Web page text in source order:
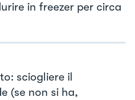
in freezer per circa
sciogliere il
(se non si ha,